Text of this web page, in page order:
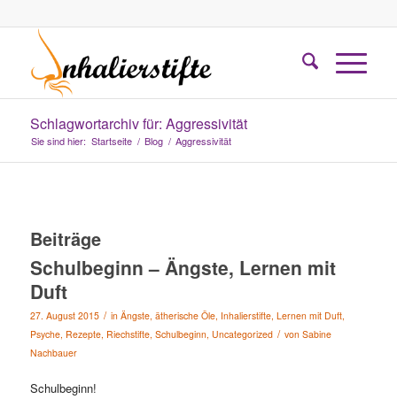
Schlagwortarchiv für: Aggressivität
Sie sind hier: Startseite / Blog / Aggressivität
Beiträge
Schulbeginn – Ängste, Lernen mit
Duft
27. August 2015 / in Ängste, ätherische Öle, Inhalierstifte, Lernen mit Duft,
Psyche, Rezepte, Riechstifte, Schulbeginn, Uncategorized / von Sabine
Nachbauer
Schulbeginn!